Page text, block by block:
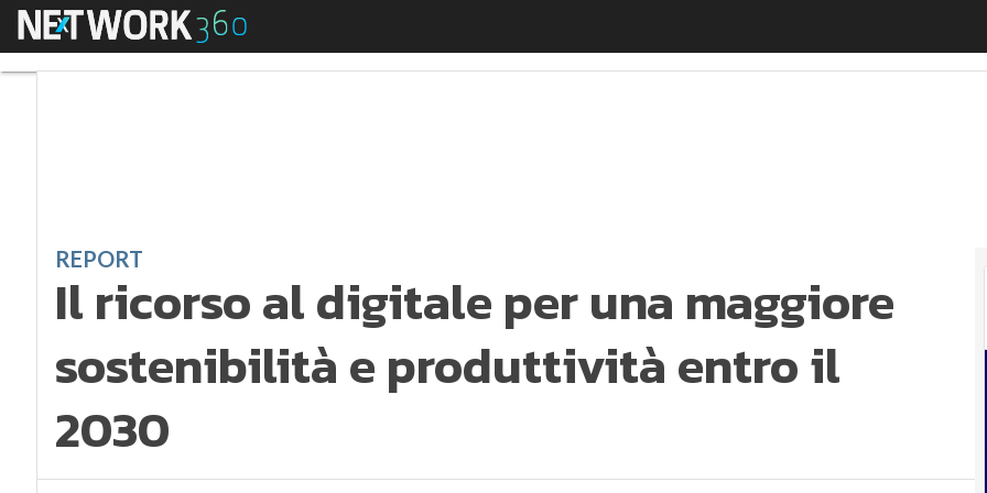
Menu
REPORT
Il ricorso al digitale per una maggiore
sostenibilità e produttività entro il
2030